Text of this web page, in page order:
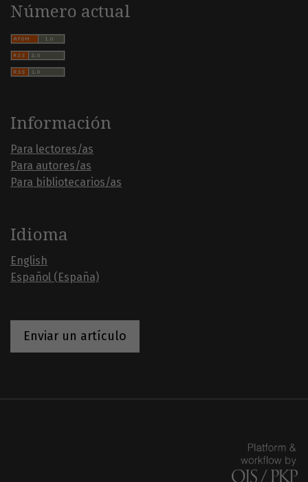
Número actual
Información
Para lectores/as
Para autores/as
Para bibliotecarios/as
Idioma
English
Español (España)
Enviar un artículo